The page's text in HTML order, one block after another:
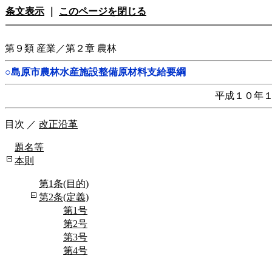
条文表示 このページを閉じる
第９類 産業／第２章 農林
○島原市農林水産施設整備原材料支給要綱
平成１０年
目次 ／ 改正沿革
題名等
本則
第1条(目的)
第2条(定義)
第1号
第2号
第3号
第4号